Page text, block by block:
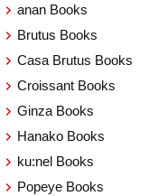
anan Books
Brutus Books
Casa Brutus Books
Croissant Books
Ginza Books
Hanako Books
ku:nel Books
Popeye Books